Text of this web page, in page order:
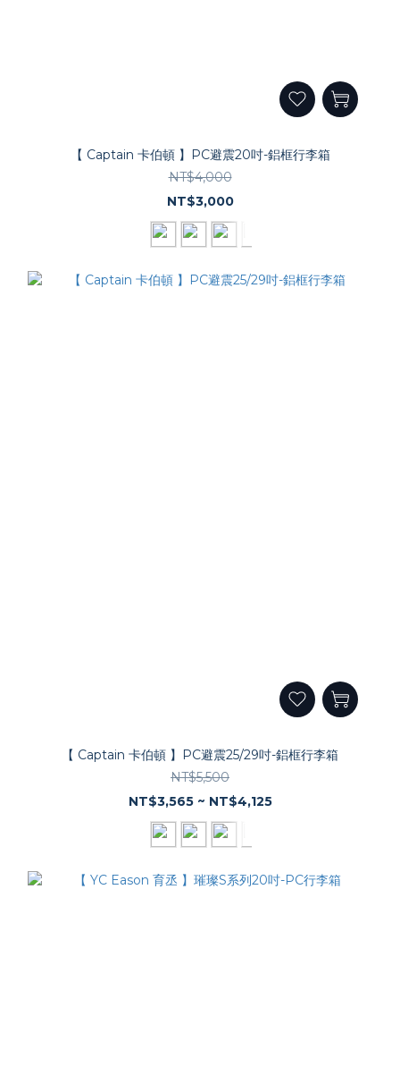
【 Captain 卡伯頓 】PC避震20吋-鋁框行李箱
NT$4,000
NT$3,000
【 Captain 卡伯頓 】PC避震25/29吋-鋁框行李箱
NT$5,500
NT$3,565 ~ NT$4,125